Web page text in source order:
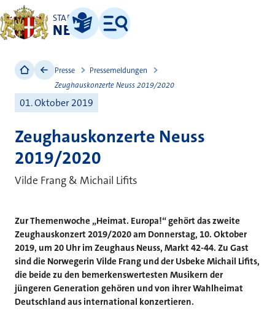
STADT
NEUSS
Leichte Sprache
Menü
Presse
Pressemeldungen
Zeughauskonzerte Neuss 2019/2020
01. Oktober 2019
Zeughauskonzerte Neuss
2019/2020
Vilde Frang & Michail Lifits
Zur Themenwoche „Heimat. Europa!“ gehört das zweite
Zeughauskonzert 2019/2020 am Donnerstag, 10. Oktober
2019, um 20 Uhr im Zeughaus Neuss, Markt 42-44. Zu Gast
sind die Norwegerin Vilde Frang und der Usbeke Michail Lifits,
die beide zu den bemerkenswertesten Musikern der
jüngeren Generation gehören und von ihrer Wahlheimat
Deutschland aus international konzertieren.